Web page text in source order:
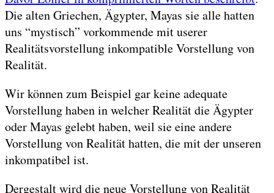
Die alten Griechen, Ägypter, Mayas sie alle hatten
uns “mystisch” vorkommende mit userer
Realitätsvorstellung inkompatible Vorstellung von
Realität.
Wir können zum Beispiel gar keine adequate
Vorstellung haben in welcher Realität die Ägypter
oder Mayas gelebt haben, weil sie eine andere
Vorstellung von Realität hatten, die mit der unseren
inkompatibel ist.
Dergestalt wird die neue Vorstellung von Realität